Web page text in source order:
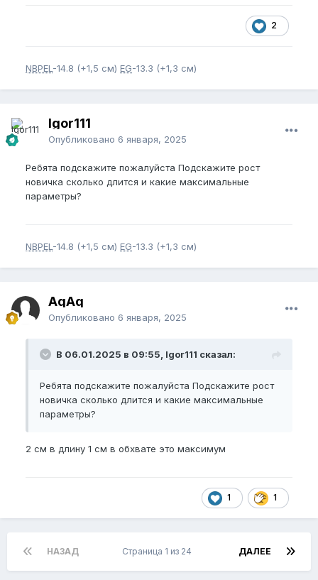
2
NBPEL -14.8 (+1,5 см) EG-13.3 (+1,3 см)
Igor111
Опубликовано 6 января, 2025
Ребята подскажите пожалуйста Подскажите рост
новичка сколько длится и какие максимальные
параметры?
NBPEL -14.8 (+1,5 см) EG-13.3 (+1,3 см)
AqAq
Опубликовано 6 января, 2025
В 06.01.2025 в 09:55, Igor111 сказал:
Ребята подскажите пожалуйста Подскажите рост
новичка сколько длится и какие максимальные
параметры?
2 см в длину 1 см в обхвате это максимум
1 1
НАЗАД ДАЛЕЕ
Страница 1 из 24